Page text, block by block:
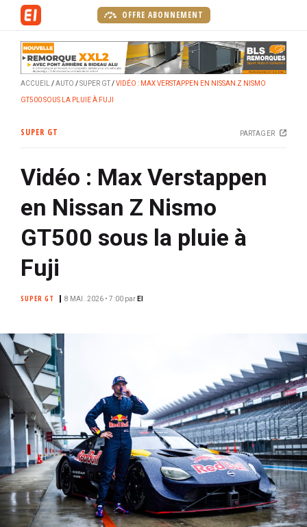
p
a
OFFRE ABONNEMENT
ACCUEIL AUTO SUPER GT VIDÉO : MAX VERSTAPPEN EN NISSAN Z NISMO
GT500 SOUS LA PLUIE À FUJI
SUPER GT PARTAGER
Vidéo : Max Verstappen
en Nissan Z Nismo
GT500 sous la pluie à
Fuji
SUPER GT 8 MAI. 2026 • 7:00 par EI